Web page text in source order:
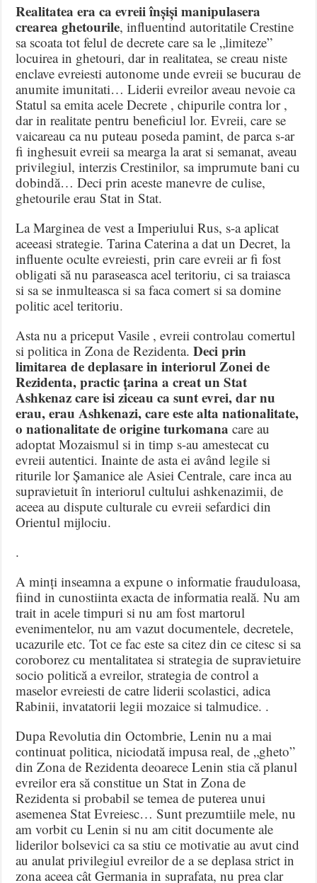
Realitatea era ca evreii înșiși manipulasera
crearea ghetourile, influentind autoritatile Crestine
sa scoata tot felul de decrete care sa le „limiteze”
locuirea in ghetouri, dar in realitatea, se creau niste
enclave evreiesti autonome unde evreii se bucurau de
anumite imunitati… Liderii evreilor aveau nevoie ca
Statul sa emita acele Decrete , chipurile contra lor ,
dar in realitate pentru beneficiul lor. Evreii, care se
vaicareau ca nu puteau poseda pamint, de parca s-ar
fi inghesuit evreii sa mearga la arat si semanat, aveau
privilegiul, interzis Crestinilor, sa imprumute bani cu
dobindă… Deci prin aceste manevre de culise,
ghetourile erau Stat in Stat.
La Marginea de vest a Imperiului Rus, s-a aplicat
aceeasi strategie. Tarina Caterina a dat un Decret, la
influente oculte evreiesti, prin care evreii ar fi fost
obligati să nu paraseasca acel teritoriu, ci sa traiasca
si sa se inmulteasca si sa faca comert si sa domine
politic acel teritoriu.
Asta nu a priceput Vasile , evreii controlau comertul
si politica in Zona de Rezidenta.Deci prin
limitarea de deplasare in interiorul Zonei de
Rezidenta, practic țarina a creat un Stat
Ashkenaz care isi ziceau ca sunt evrei, dar nu
erau, erau Ashkenazi, care este alta nationalitate,
o nationalitate de origine turkomana care au
adoptat Mozaismul si in timp s-au amestecat cu
evreii autentici. Inainte de asta ei având legile si
riturile lor Șamanice ale Asiei Centrale, care inca au
supravietuit în interiorul cultului ashkenazimii, de
aceea au dispute culturale cu evreii sefardici din
Orientul mijlociu.
.
A minți inseamna a expune o informatie frauduloasa,
fiind in cunostiinta exacta de informatia reală. Nu am
trait in acele timpuri si nu am fost martorul
evenimentelor, nu am vazut documentele, decretele,
ucazurile etc. Tot ce fac este sa citez din ce citesc si sa
coroborez cu mentalitatea si strategia de supravietuire
socio politică a evreilor, strategia de control a
maselor evreiesti de catre liderii scolastici, adica
Rabinii, invatatorii legii mozaice si talmudice. .
Dupa Revolutia din Octombrie, Lenin nu a mai
continuat politica, niciodată impusa real, de „gheto”
din Zona de Rezidenta deoarece Lenin stia că planul
evreilor era să constitue un Stat in Zona de
Rezidenta si probabil se temea de puterea unui
asemenea Stat Evreiesc… Sunt prezumtiile mele, nu
am vorbit cu Lenin si nu am citit documente ale
liderilor bolsevici ca sa stiu ce motivatie au avut cind
au anulat privilegiul evreilor de a se deplasa strict in
zona aceea cât Germania in suprafata, nu prea clar